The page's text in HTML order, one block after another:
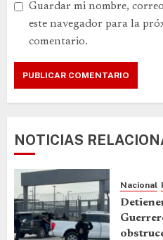
Guardar mi nombre,
este navegador para la
comentario.
NOTICIAS
Nacional